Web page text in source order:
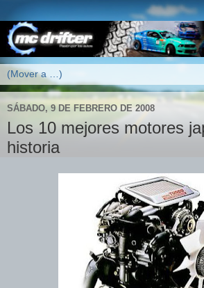
SÁBADO, 9 DE FEBRERO DE 2008
Los 10 mejores motores
historia